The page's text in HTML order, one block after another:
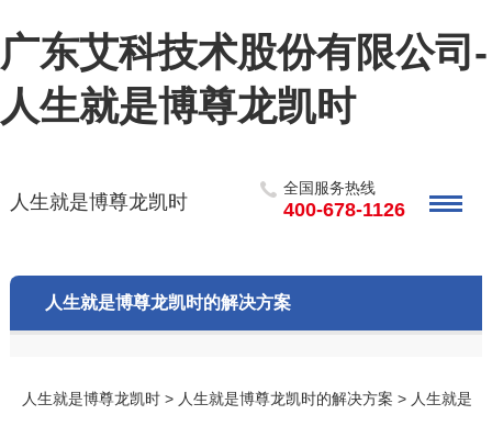
广东艾科技术股份有限公司-
人生就是博尊龙凯时
人生就是博尊龙凯时
全国服务热线
400-678-1126
人生就是博尊龙凯时的解决方案
人生就是博尊龙凯时 > 人生就是博尊龙凯时的解决方案 > 人生就是